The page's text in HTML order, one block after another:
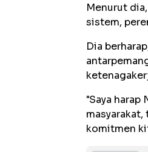
Menurut
sistem,
Dia
"Saya
komitmen